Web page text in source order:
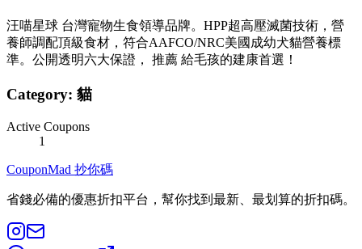
汪喵星球 台灣寵物生食領導品牌。HPP超高壓滅菌技術，營
養師調配頂級食材，符合AAFCO/NRC美國成幼犬貓營養標
準。公開透明六大保證， 推薦 給毛孩的建康首選！
Category: 貓
Active Coupons
1
CouponMad 抄你碼
省錢必備的優惠折扣平台，幫你找到最新、最划算的折扣碼。